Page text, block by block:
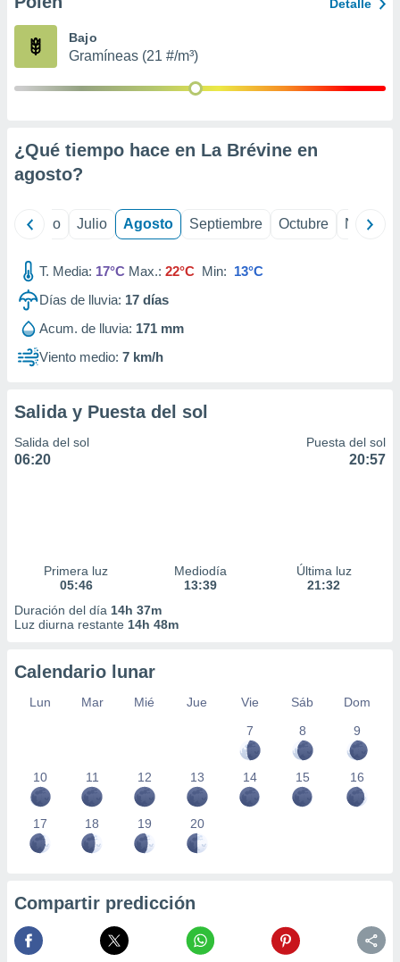
publicidad
1199
Detalle
Bajo
Gramíneas (21 #/m³)
¿Qué tiempo hace en La Brévine en
agosto?
Junio Julio Agosto Septiembre Octubre
T. Media: 17°C Max.: 22°C Min: 13°C
Días de lluvia: 17 días
Acum. de lluvia: 171 mm
Viento medio: 7 km/h
Salida y Puesta del sol
Salida del sol
06:20
Puesta del sol
20:57
Primera luz
05:46
Mediodía
13:39
Última luz
21:32
Duración del día 14h 37m
Luz diurna restante 14h 48m
Calendario lunar
Lun Mar Mié Jue Vie Sáb
Dom
7
8 9
10 11 12 13 14 15 16
17 18 19 20
Compartir predicción